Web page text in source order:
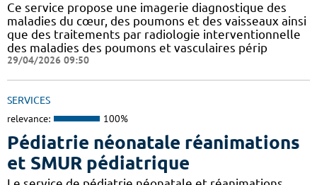
Ce service propose une imagerie diagnostique des
maladies du cœur, des poumons et des vaisseaux ainsi
que des traitements par radiologie interventionnelle
des maladies des poumons et vasculaires périp
29/04/2026 09:50
SERVICES
relevance: 100%
Pédiatrie néonatale réanimations
et SMUR pédiatrique